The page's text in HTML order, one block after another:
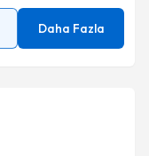
Daha Fazla